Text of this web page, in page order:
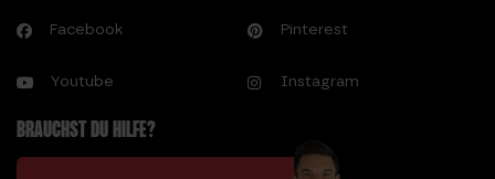
Facebook Pinterest
Youtube Instagram
BRAUCHST DU HILFE?